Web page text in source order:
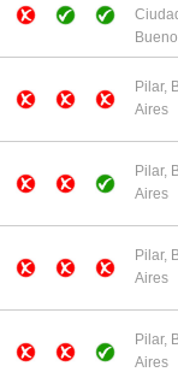
Pilar,
Aires
Pilar,
Aires
Pilar,
Aires
Pilar,
Aires